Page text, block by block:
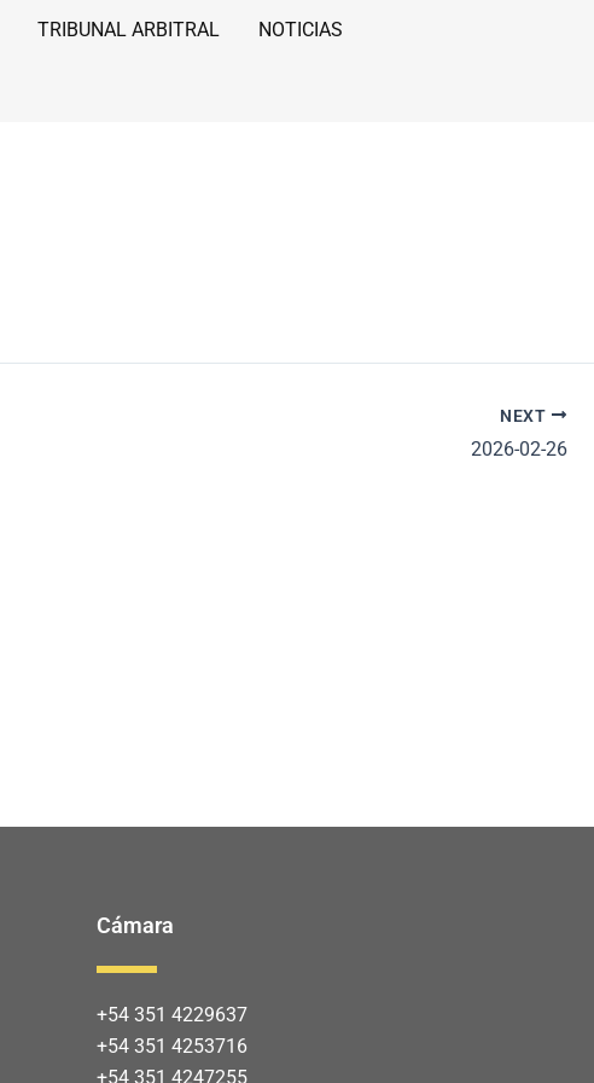
TRIBUNAL ARBITRAL NOTICIAS
NEXT
2026-02-26
Cámara
+54 351 4229637
+54 351 4253716
+54 351 4247255